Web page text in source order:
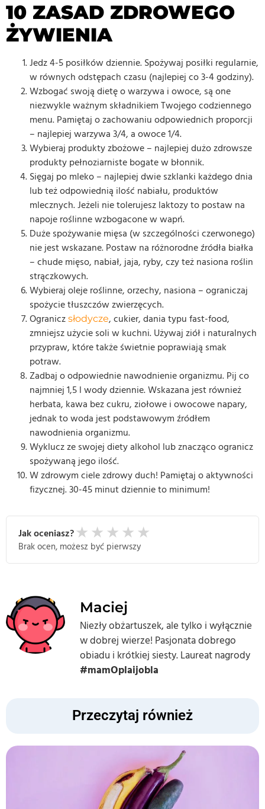
10 ZASAD ZDROWEGO
ŻYWIENIA
Jedz 4-5 posiłków dziennie. Spożywaj posiłki regularnie,
w równych odstępach czasu (najlepiej co 3-4 godziny).
Wzbogać swoją dietę o warzywa i owoce, są one
niezwykle ważnym składnikiem Twojego codziennego
menu. Pamiętaj o zachowaniu odpowiednich proporcji
– najlepiej warzywa 3/4, a owoce 1/4.
Wybieraj produkty zbożowe – najlepiej dużo zdrowsze
produkty pełnoziarniste bogate w błonnik.
Sięgaj po mleko – najlepiej dwie szklanki każdego dnia
lub też odpowiednią ilość nabiału, produktów
mlecznych. Jeżeli nie tolerujesz laktozy to postaw na
napoje roślinne wzbogacone w wapń.
Duże spożywanie mięsa (w szczególności czerwonego)
nie jest wskazane. Postaw na różnorodne źródła białka
– chude mięso, nabiał, jaja, ryby, czy też nasiona roślin
strączkowych.
Wybieraj oleje roślinne, orzechy, nasiona – ograniczaj
spożycie tłuszczów zwierzęcych.
Ogranicz słodycze, cukier, dania typu fast-food,
zmniejsz użycie soli w kuchni. Używaj ziół i naturalnych
przypraw, które także świetnie poprawiają smak
potraw.
Zadbaj o odpowiednie nawodnienie organizmu. Pij co
najmniej 1,5 l wody dziennie. Wskazana jest również
herbata, kawa bez cukru, ziołowe i owocowe napary,
jednak to woda jest podstawowym źródłem
nawodnienia organizmu.
Wyklucz ze swojej diety alkohol lub znacząco ogranicz
spożywaną jego ilość.
W zdrowym ciele zdrowy duch! Pamiętaj o aktywności
fizycznej. 30-45 minut dziennie to minimum!
Jak oceniasz? ★ ★ ★ ★ ★
Brak ocen, możesz być pierwszy
Maciej
Niezły obżartuszek, ale tylko i wyłącznie
w dobrej wierze! Pasjonata dobrego
obiadu i krótkiej siesty. Laureat nagrody
#mamOplaijobla
Przeczytaj również